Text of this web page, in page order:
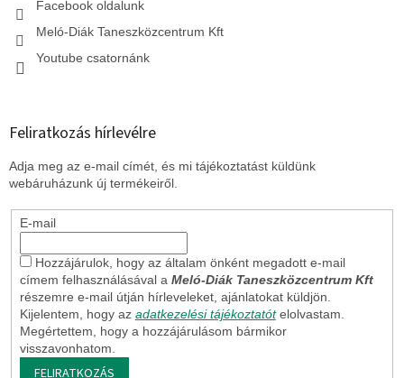
Facebook oldalunk
Meló-Diák Taneszközcentrum Kft
Youtube csatornánk
Feliratkozás hírlevélre
Adja meg az e-mail címét, és mi tájékoztatást küldünk
webáruházunk új termékeiről.
E-mail
Hozzájárulok, hogy az általam önként megadott e-mail
címem felhasználásával a Meló-Diák Taneszközcentrum Kft
részemre e-mail útján hírleveleket, ajánlatokat küldjön.
Kijelentem, hogy az adatkezelési tájékoztatót elolvastam.
Megértettem, hogy a hozzájárulásom bármikor
visszavonhatom.
FELIRATKOZÁS